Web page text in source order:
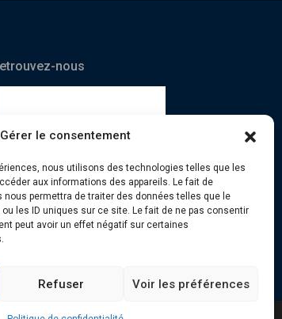
Gérer le consentement
nous utilisons des technologies telles que les
aux informations des appareils. Le fait de
permettra de traiter des données telles que le
les ID uniques sur ce site. Le fait de ne pas consentir
peut avoir un effet négatif sur certaines
Refuser Voir les préférences
nous